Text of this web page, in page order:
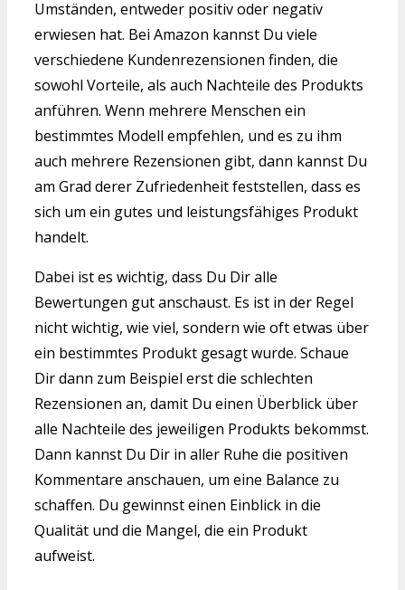
Umständen, entweder positiv oder negativ
erwiesen hat. Bei Amazon kannst Du viele
verschiedene Kundenrezensionen finden, die
sowohl Vorteile, als auch Nachteile des Produkts
anführen. Wenn mehrere Menschen ein
bestimmtes Modell empfehlen, und es zu ihm
auch mehrere Rezensionen gibt, dann kannst Du
am Grad derer Zufriedenheit feststellen, dass es
sich um ein gutes und leistungsfähiges Produkt
handelt.
Dabei ist es wichtig, dass Du Dir alle
Bewertungen gut anschaust. Es ist in der Regel
nicht wichtig, wie viel, sondern wie oft etwas über
ein bestimmtes Produkt gesagt wurde. Schaue
Dir dann zum Beispiel erst die schlechten
Rezensionen an, damit Du einen Überblick über
alle Nachteile des jeweiligen Produkts bekommst.
Dann kannst Du Dir in aller Ruhe die positiven
Kommentare anschauen, um eine Balance zu
schaffen. Du gewinnst einen Einblick in die
Qualität und die Mangel, die ein Produkt
aufweist.